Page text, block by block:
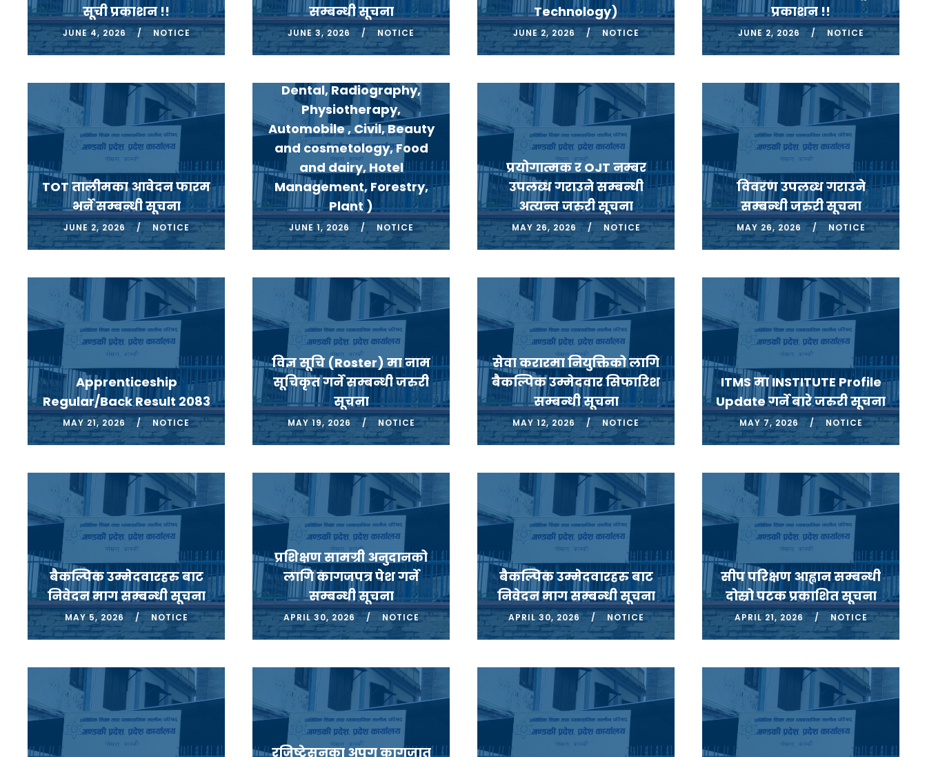
सूची प्रकाशन !!
JUNE 4, 2026 NOTICE
सम्बन्धी सूचना
JUNE 3, 2026 NOTICE
Technology)
JUNE 2, 2026 NOTICE
प्रकाशन !!
JUNE 2, 2026 NOTICE
TOT तालीमका आवेदन फारम
भर्ने सम्बन्धी सूचना
JUNE 2, 2026 NOTICE
विभिन्न शिक्षालयका पुर्ण
शुल्किय तर्फका नतिजा
प्रकाशन सम्बन्धमा(HA, MLT,
Dental, Radiography,
Physiotherapy,
Automobile , Civil, Beauty
and cosmetology, Food
and dairy, Hotel
Management, Forestry,
Plant )
JUNE 1, 2026 NOTICE
प्रयोगात्मक र OJT नम्बर
उपलब्ध गराउने सम्बन्धी
अत्यन्त जरुरी सूचना
MAY 26, 2026 NOTICE
विवरण उपलब्ध गराउने
सम्बन्धी जरुरी सूचना
MAY 26, 2026 NOTICE
Apprenticeship
Regular/Back Result 2083
MAY 21, 2026 NOTICE
विज्ञ सूचि (Roster) मा नाम
सूचिकृत गर्ने सम्बन्धी जरुरी
सूचना
MAY 19, 2026 NOTICE
सेवा करारमा नियुक्तिको लागि
बैकल्पिक उम्मेदवार सिफारिश
सम्बन्धी सूचना
MAY 12, 2026 NOTICE
ITMS मा INSTITUTE Profile
Update गर्ने बारे जरुरी सूचना
MAY 7, 2026 NOTICE
बैकल्पिक उम्मेदवारहरु बाट
निवेदन माग सम्बन्धी सूचना
MAY 5, 2026 NOTICE
प्रशिक्षण सामग्री अनुदानको
लागि कागजपत्र पेश गर्ने
सम्बन्धी सूचना
APRIL 30, 2026 NOTICE
बैकल्पिक उम्मेदवारहरु बाट
निवेदन माग सम्बन्धी सूचना
APRIL 30, 2026 NOTICE
सीप परिक्षण आह्वान सम्बन्धी
दोस्रो पटक प्रकाशित सूचना
APRIL 21, 2026 NOTICE
रजिष्ट्रेसनका अपुग कागजात